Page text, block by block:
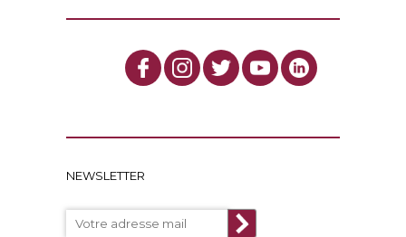
NEWSLETTER